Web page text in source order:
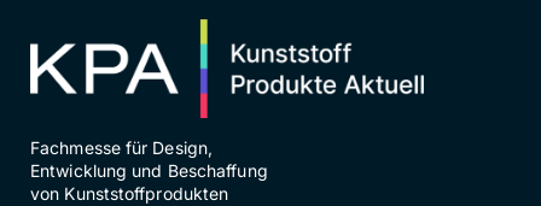
Fachmesse für Design,
Entwicklung und Beschaffung
von Kunststoffprodukten